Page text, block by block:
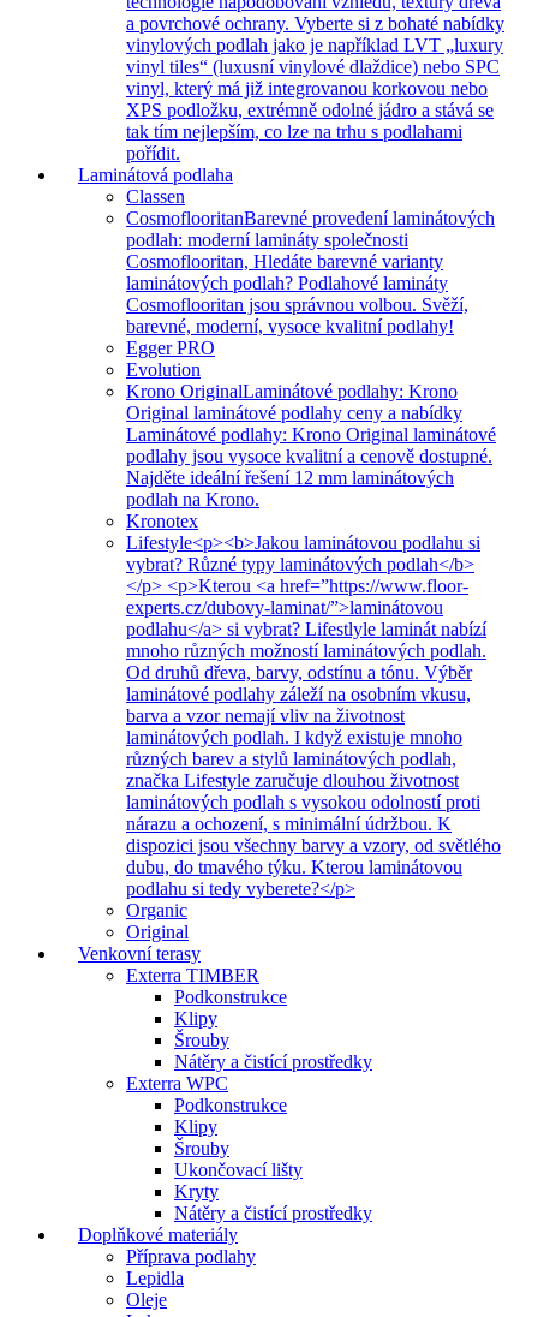
a povrchové ochrany. Vyberte si z bohaté nabídky
vinylových podlah jako je například LVT „luxury
vinyl tiles“ (luxusní vinylové dlaždice) nebo SPC
vinyl, který má již integrovanou korkovou nebo
XPS podložku, extrémně odolné jádro a stává se
tak tím nejlepším, co lze na trhu s podlahami
pořídit.
Laminátová podlaha
Classen
CosmoflooritanBarevné provedení laminátových
podlah: moderní lamináty společnosti
Cosmoflooritan, Hledáte barevné varianty
laminátových podlah? Podlahové lamináty
Cosmoflooritan jsou správnou volbou. Svěží,
barevné, moderní, vysoce kvalitní podlahy!
Egger PRO
Evolution
Krono OriginalLaminátové podlahy: Krono
Original laminátové podlahy ceny a nabídky
Laminátové podlahy: Krono Original laminátové
podlahy jsou vysoce kvalitní a cenově dostupné.
Najděte ideální řešení 12 mm laminátových
podlah na Krono.
Kronotex
Lifestyle<p><b>Jakou laminátovou podlahu si
vybrat? Různé typy laminátových podlah</b>
</p> <p>Kterou <a href=”https://www.floor-
experts.cz/dubovy-laminat/”>laminátovou
podlahu</a> si vybrat? Lifestlyle laminát nabízí
mnoho různých možností laminátových podlah.
Od druhů dřeva, barvy, odstínu a tónu. Výběr
laminátové podlahy záleží na osobním vkusu,
barva a vzor nemají vliv na životnost
laminátových podlah. I když existuje mnoho
různých barev a stylů laminátových podlah,
značka Lifestyle zaručuje dlouhou životnost
laminátových podlah s vysokou odolností proti
nárazu a ochození, s minimální údržbou. K
dispozici jsou všechny barvy a vzory, od světlého
dubu, do tmavého týku. Kterou laminátovou
podlahu si tedy vyberete?</p>
Organic
Original
Venkovní terasy
Exterra TIMBER
Podkonstrukce
Klipy
Šrouby
Nátěry a čistící prostředky
Exterra WPC
Podkonstrukce
Klipy
Šrouby
Ukončovací lišty
Kryty
Nátěry a čistící prostředky
Doplňkové materiály
Příprava podlahy
Lepidla
Oleje